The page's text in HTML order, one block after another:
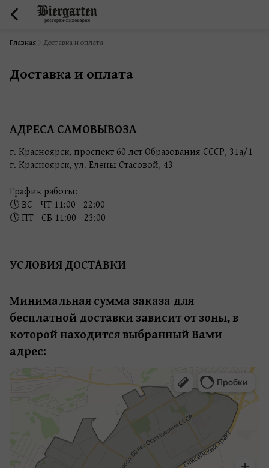
Главная Доставка и оплата
Доставка и оплата
АДРЕСА САМОВЫВОЗА
г. Красноярск, проспект 60 лет Образования СССР, 31а/1
г. Красноярск, ул. Елены Стасовой, 43
График работы:
🕔 ВС - ЧТ 11:00 - 22:00
🕔 ПТ - СБ 11:00 - 23:00
УСЛОВИЯ ДОСТАВКИ
Минимальная сумма заказа для
бесплатной доставки зависит от зоны, в
которой находится выбранный Вами
адрес: